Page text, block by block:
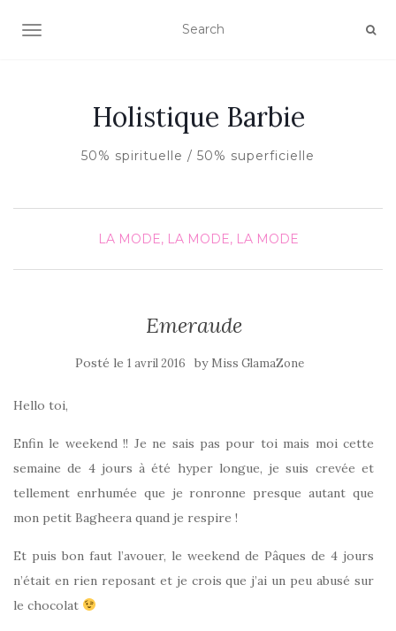
AFFICHER/MASQUER LA NAVIGATION
Holistique Barbie
50% spirituelle / 50% superficielle
LA MODE, LA MODE, LA MODE
Emeraude
Posté le 1 avril 2016 by Miss GlamaZone
Hello toi,
Enfin le weekend !! Je ne sais pas pour toi mais moi cette
semaine de 4 jours à été hyper longue, je suis crevée et
tellement enrhumée que je ronronne presque autant que
mon petit Bagheera quand je respire !
Et puis bon faut l’avouer, le weekend de Pâques de 4 jours
n’était en rien reposant et je crois que j’ai un peu abusé sur
le chocolat